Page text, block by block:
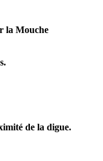
la Mouche
de la digue.